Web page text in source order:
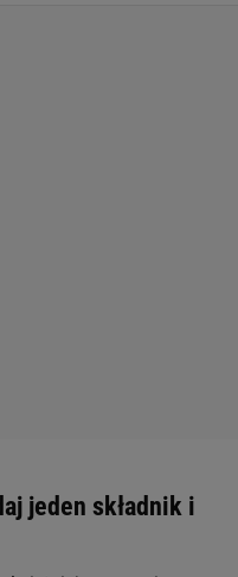
jeden składnik i